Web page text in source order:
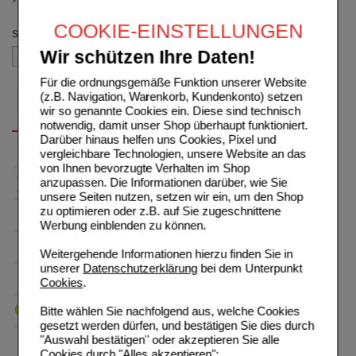
COOKIE-EINSTELLUNGEN
Wir schützen Ihre Daten!
Für die ordnungsgemäße Funktion unserer Website
(z.B. Navigation, Warenkorb, Kundenkonto) setzen
wir so genannte Cookies ein. Diese sind technisch
notwendig, damit unser Shop überhaupt funktioniert.
Darüber hinaus helfen uns Cookies, Pixel und
vergleichbare Technologien, unsere Website an das
von Ihnen bevorzugte Verhalten im Shop
anzupassen. Die Informationen darüber, wie Sie
unsere Seiten nutzen, setzen wir ein, um den Shop
zu optimieren oder z.B. auf Sie zugeschnittene
Werbung einblenden zu können.
Weitergehende Informationen hierzu finden Sie in
unserer Datenschutzerklärungbei dem Unterpunkt
Cookies.
Bitte wählen Sie nachfolgend aus, welche Cookies
gesetzt werden dürfen, und bestätigen Sie dies durch
"Auswahl bestätigen" oder akzeptieren Sie alle
Sortieren nach